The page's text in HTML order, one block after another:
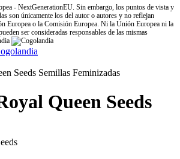
- NextGenerationEU. Sin embargo, los puntos de vista y
son únicamente los del autor o autores y no reflejan
Europea o la Comisión Europea. Ni la Unión Europea ni la
ser consideradas responsables de las mismas
Queen Seeds